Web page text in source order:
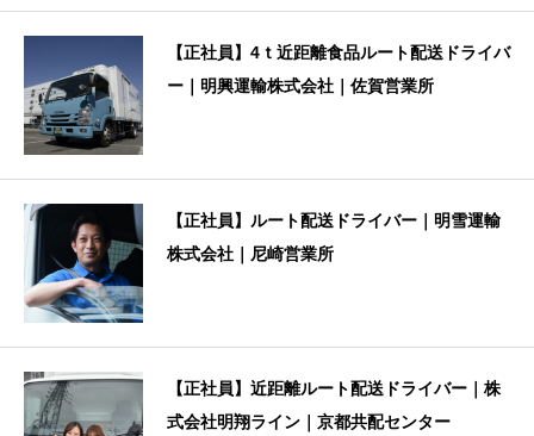
【正社員】4ｔ近距離食品ルート配送ドライバ
ー｜明興運輸株式会社｜佐賀営業所
【正社員】ルート配送ドライバー｜明雪運輸
株式会社｜尼崎営業所
【正社員】近距離ルート配送ドライバー｜株
式会社明翔ライン｜京都共配センター